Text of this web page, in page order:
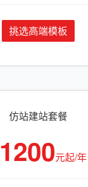
挑选高端模板
仿站建站套餐
1200元起/年